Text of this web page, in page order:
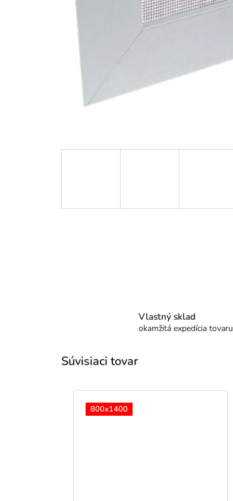
Vlastný sklad
okamžitá expedícia tovaru
Súvisiaci tovar
800x1400